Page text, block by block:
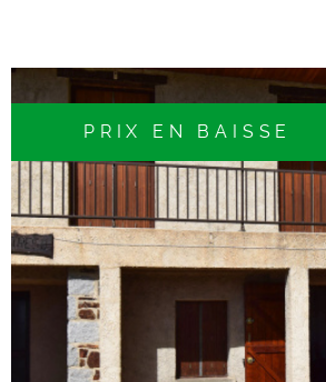
PRIX EN BAISSE
VOIR LE BIEN